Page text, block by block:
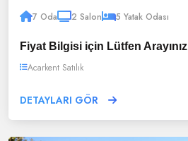
7 Oda 2 Salon 5 Yatak Odası
Fiyat Bilgisi için Lütfen Arayınız
Acarkent Satılık
DETAYLARI GÖR